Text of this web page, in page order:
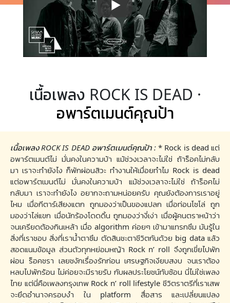
เนื้อเพลง ROCK IS DEAD ·
อพาร์ตเมนต์คุณป้า
เนื้อเพลง ROCK IS DEAD อพาร์ตเมนต์คุณป้า :* Rock is dead แต่
อพาร์ตเมนต์ไม่ มั่นคงในความบ้า แม้ช่วงเวลาจะไม่ใช่ ถ้าร็อคไม่กลับ
มา เราจะทำยังไง ก็พักผ่อนสิวะ ทำงานให้เมื่อยทำไม Rock is dead
แต่อพาร์ตเมนต์ไม่ มั่นคงในความบ้า แม้ช่วงเวลาจะไม่ใช่ ถ้าร็อคไม่
กลับมา เราจะทำยังไง อยากจะถามหน่อยครับ คุณยังต้องการเราอยู่
ไหม เมื่อกีตาร์เสียงแตก ถูกมองว่าเป็นของแปลก เมื่อท่อนโซโล่ ถูก
มองว่าไล่แขก เมื่อนักร้องโดดดิ้น ถูกมองว่างี่เง่า เมื่อผู้คนตราหน้าว่า
จนเครียดต้องกินเหล้า เมื่อ algorithm ค่อยๆ เข้ามาแทรกซึม มันรู้ใน
สิ่งที่เราชอบ สิ่งที่เราน้ำตาซึม ตัดสินชะตาชีวิตกันด้วย big data แล้ว
สอดแนมข้อมูล ส่วนตัวทุกหย่อมหญ้า Rock n’ roll จึงถูกเขี่ยไปพัก
ผ่อน ร็อคชรา เลยชงักเรื่องรักก่อน เศรษฐกิจเงียบสงบ จนเราต้อง
หลบไปพักร้อน ไม่ค่อยจะมีรายรับ กับผลประโยชน์ทับซ้อน นี่ไม่ใช่เพลง
ไทย แต่นี่คือเพลงกรุงเทพ Rock n’ roll lifestyle ชีวิตราตรีที่เราเสพ
จะยึดอำนาจครอบงำ ใน platform สื่อสาร และเปลี่ยนแปลง